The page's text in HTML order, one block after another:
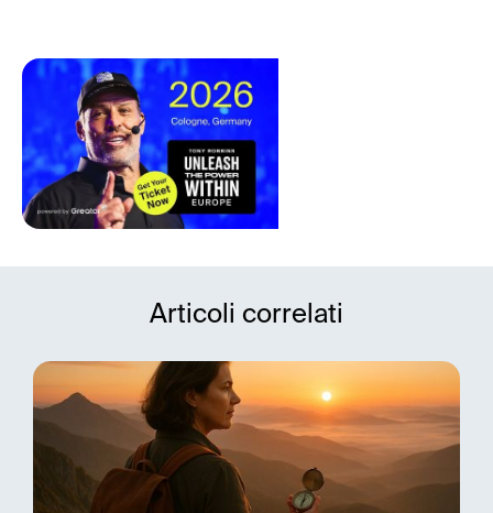
Articoli correlati